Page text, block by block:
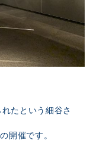
たという細谷さ
開催です。